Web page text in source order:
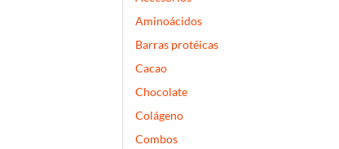
Aminoácidos
Barras protéicas
Cacao
Chocolate
Colágeno
Combos